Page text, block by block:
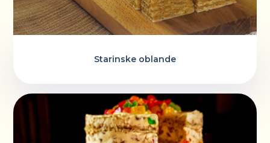
Starinske oblande